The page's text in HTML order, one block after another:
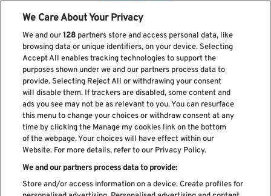
Subscreve a nossa newsletter
Li e aceito os Política de privacidade
We Care About Your Privacy
We and our128 partners store and access personal data, like
browsing data or unique identifiers, on your device. Selecting
Accept All enables tracking technologies to support the
purposes shown under we and our partners process data to
provide. Selecting Reject All or withdrawing your consent
will disable them. If trackers are disabled, some content and
ads you see may not be as relevant to you. You can resurface
this menu to change your choices or withdraw consent at any
time by clicking the Manage my cookies link on the bottom
of the webpage. Your choices will have effect within our
Website. For more details, refer to our Privacy Policy.
We and our partners process data to provide:
Store and/or access information on a device. Create profiles for